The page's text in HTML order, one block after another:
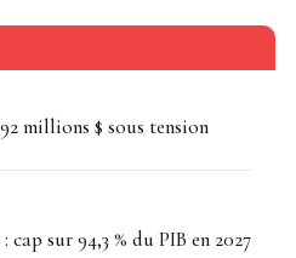
millions $ sous tension
sur 94,3 % du PIB en 2027